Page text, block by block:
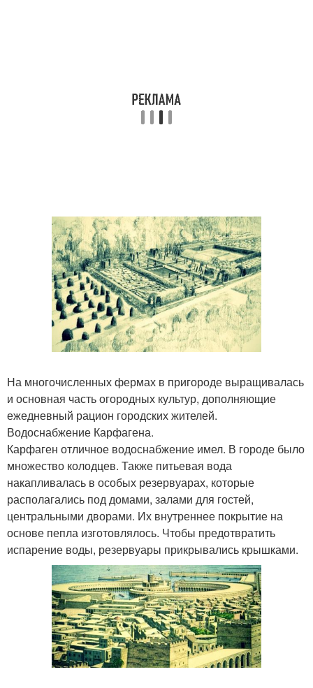
На многочисленных фермах в пригороде выращивалась
и основная часть огородных культур, дополняющие
ежедневный рацион городских жителей.
Водоснабжение Карфагена.
Карфаген отличное водоснабжение имел. В городе было
множество колодцев. Также питьевая вода
накапливалась в особых резервуарах, которые
располагались под домами, залами для гостей,
центральными дворами. Их внутреннее покрытие на
основе пепла изготовлялось. Чтобы предотвратить
испарение воды, резервуары прикрывались крышками.